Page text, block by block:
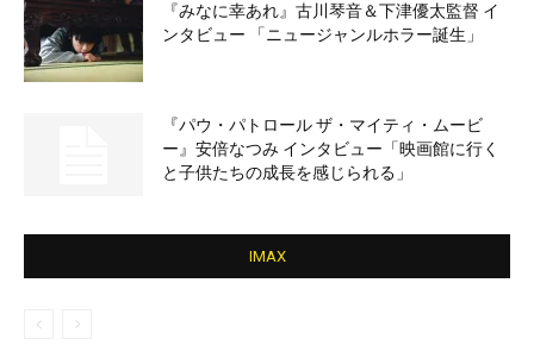
『みなに幸あれ』古川琴音＆下津優太監督 イ
ンタビュー 「ニュージャンルホラー誕生」
『パウ・パトロール ザ・マイティ・ムービ
ー』安倍なつみ インタビュー「映画館に行く
と子供たちの成長を感じられる」
IMAX